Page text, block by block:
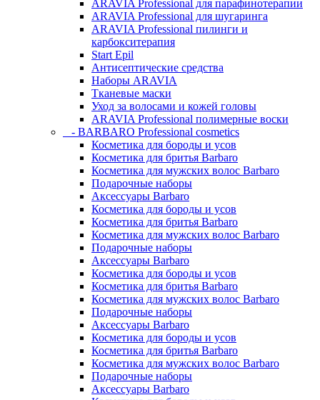
ARAVIA Professional для парафинотерапии
ARAVIA Professional для шугаринга
ARAVIA Professional пилинги и
карбокситерапия
Start Epil
Антисептические средства
Наборы ARAVIA
Тканевые маски
Уход за волосами и кожей головы
ARAVIA Professional полимерные воски
- BARBARO Professional cosmetics
Косметика для бороды и усов
Косметика для бритья Barbaro
Косметика для мужских волос Barbaro
Подарочные наборы
Аксессуары Barbaro
Косметика для бороды и усов
Косметика для бритья Barbaro
Косметика для мужских волос Barbaro
Подарочные наборы
Аксессуары Barbaro
Косметика для бороды и усов
Косметика для бритья Barbaro
Косметика для мужских волос Barbaro
Подарочные наборы
Аксессуары Barbaro
Косметика для бороды и усов
Косметика для бритья Barbaro
Косметика для мужских волос Barbaro
Подарочные наборы
Аксессуары Barbaro